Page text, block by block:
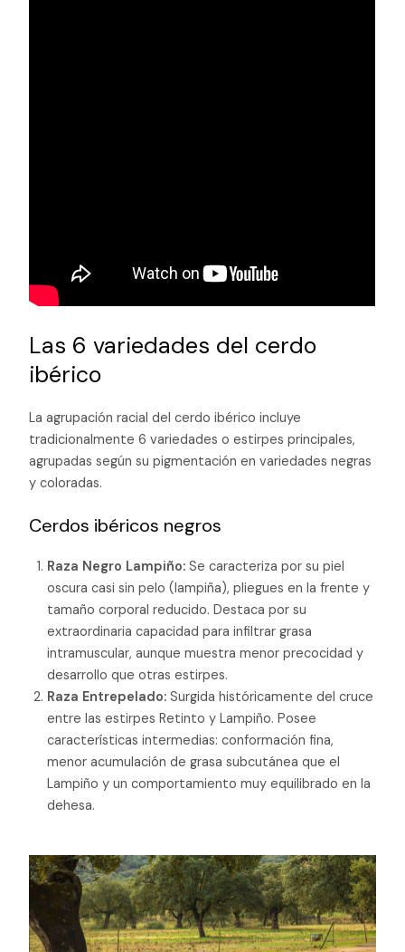
Las 6 variedades del cerdo
ibérico
La agrupación racial del cerdo ibérico incluye
tradicionalmente 6 variedades o estirpes principales,
agrupadas según su pigmentación en variedades negras
y coloradas.
Cerdos ibéricos negros
Raza Negro Lampiño: Se caracteriza por su piel
oscura casi sin pelo (lampiña), pliegues en la frente y
tamaño corporal reducido. Destaca por su
extraordinaria capacidad para infiltrar grasa
intramuscular, aunque muestra menor precocidad y
desarrollo que otras estirpes.
Raza Entrepelado: Surgida históricamente del cruce
entre las estirpes Retinto y Lampiño. Posee
características intermedias: conformación fina,
menor acumulación de grasa subcutánea que el
Lampiño y un comportamiento muy equilibrado en la
dehesa.